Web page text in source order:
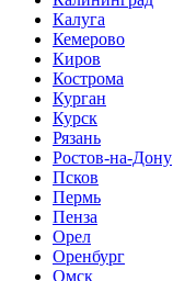
Калуга
Кемерово
Киров
Кострома
Курган
Курск
Рязань
Ростов-на-Дону
Псков
Пермь
Пенза
Орел
Оренбург
Омск